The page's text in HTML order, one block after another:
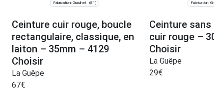
Fabrication: Graulhet (81)
Ceinture cuir rouge, boucle
rectangulaire, classique, en
laiton – 35mm – 4129
Choisir
La Guêpe
67€
Fabrication:
Ceinture sans
cuir rouge – 30
Choisir
La Guêpe
29€